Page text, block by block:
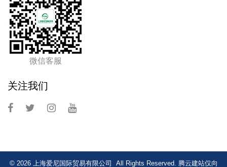
微信客服
关注我们
© 2026 上海爱尼国际贸易有限公司 All Rights Reserved. 腾云建站仅向